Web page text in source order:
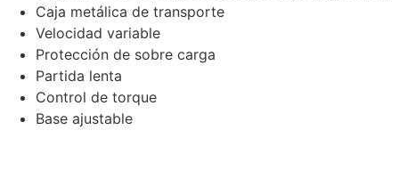
Caja metálica de transporte
Velocidad variable
Protección de sobre carga
Partida lenta
Control de torque
Base ajustable